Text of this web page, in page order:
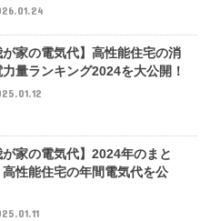
が家の電気代】高性能住宅の消
量ランキング2024を大公開！
が家の電気代】2024年のまと
高性能住宅の年間電気代を公